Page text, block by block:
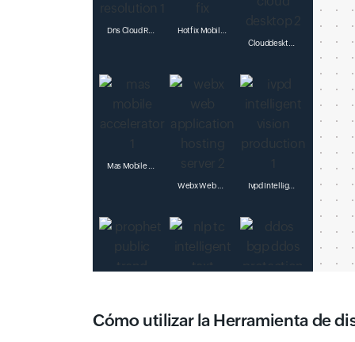
Ivpd Intelligent Vision Production
Nlp Tc Intelligent Text Classification
Cómo utilizar la Herramienta de